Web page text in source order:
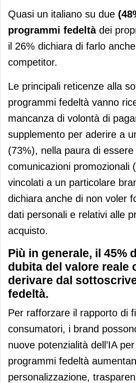
Quasi un italiano su due
programmi fedeltàdei
il 26% dichiara di farlo
competitor.
Le principali reticenze alla
programmi fedeltà vanno
mancanza di volontà di
supplemento per aderire a
(73%), nella paura di
comunicazioni promozionali
vincolati a un particolare
dichiara anche di non voler
dati personali e relativi alle
acquisto.
Più in generale, il 45%
dubita del valore reale
derivare dal
fedeltà.
Per rafforzare il rapporto di
consumatori, i brand
nuove potenzialità dell’IA
programmi fedeltà
personalizzazione,